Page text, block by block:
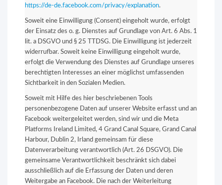
https://de-de.facebook.com/privacy/explanation.
Soweit eine Einwilligung (Consent) eingeholt wurde, erfolgt
der Einsatz des o. g. Dienstes auf Grundlage von Art. 6 Abs. 1
lit. a DSGVO und § 25 TTDSG. Die Einwilligung ist jederzeit
widerrufbar. Soweit keine Einwilligung eingeholt wurde,
erfolgt die Verwendung des Dienstes auf Grundlage unseres
berechtigten Interesses an einer möglichst umfassenden
Sichtbarkeit in den Sozialen Medien.
Soweit mit Hilfe des hier beschriebenen Tools
personenbezogene Daten auf unserer Website erfasst und an
Facebook weitergeleitet werden, sind wir und die Meta
Platforms Ireland Limited, 4 Grand Canal Square, Grand Canal
Harbour, Dublin 2, Irland gemeinsam für diese
Datenverarbeitung verantwortlich (Art. 26 DSGVO). Die
gemeinsame Verantwortlichkeit beschränkt sich dabei
ausschließlich auf die Erfassung der Daten und deren
Weitergabe an Facebook. Die nach der Weiterleitung